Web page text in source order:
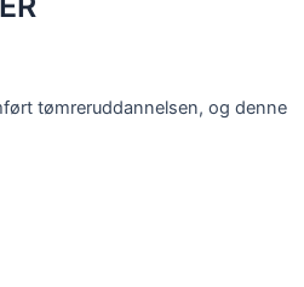
tømreruddannelsen, og denne